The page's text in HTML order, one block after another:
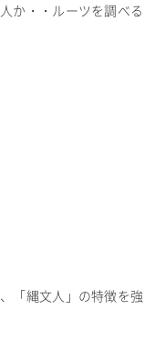
か・・ルーツを調べる
「縄文人」の特徴を強